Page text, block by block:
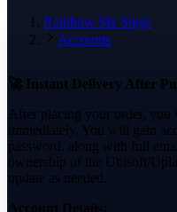
Rainbow Six Siege
Accounts
🚀 Instant Delivery After
After placing your order,
immediately. You will gain
password, along with full
ownership of the Ubisoft/
update as needed.
Account Details: